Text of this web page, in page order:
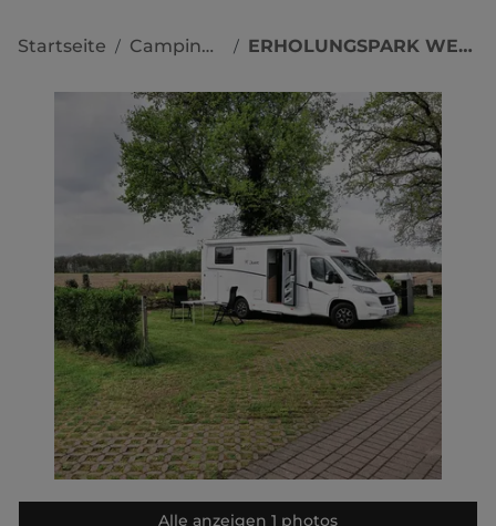
Startseite / Campingplätze / ERHOLUNGSPARK WEHLINGSHEIDE
Alle anzeigen 1 photos